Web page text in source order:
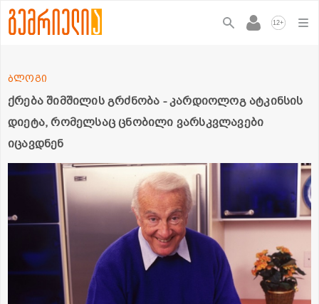
12+
ქრება შიმშილის გრძნობა - კარდიოლოგ ატკინსის
დიეტა, რომელსაც ცნობილი ვარსკვლავები
იცავდნენ
ბლოგი